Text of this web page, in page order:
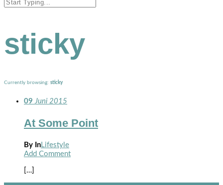
sticky
Currently browsing: sticky
09 Juni 2015
At Some Point
By InLifestyle
Add Comment
[…]